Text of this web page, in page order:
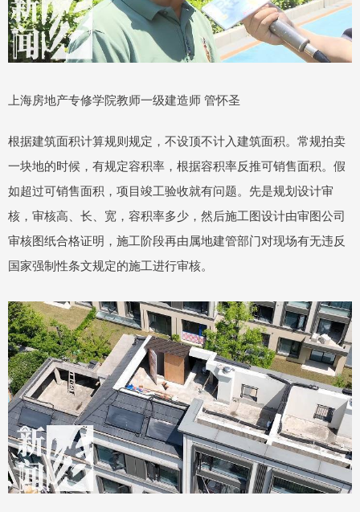
上海房地产专修学院教师一级建造师 管怀圣
根据建筑面积计算规则规定，不设顶不计入建筑面积。常规拍卖
一块地的时候，有规定容积率，根据容积率反推可销售面积。假
如超过可销售面积，项目竣工验收就有问题。先是规划设计审
核，审核高、长、宽，容积率多少，然后施工图设计由审图公司
审核图纸合格证明，施工阶段再由属地建管部门对现场有无违反
国家强制性条文规定的施工进行审核。